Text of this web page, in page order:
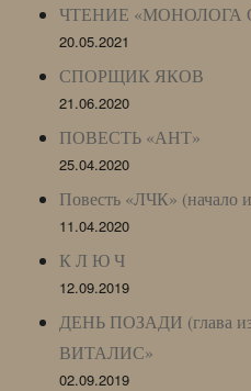
ЧТЕНИЕ «МОНОЛОГА
20.05.2021
СПОРЩИК ЯКОВ
21.06.2020
ПОВЕСТЬ «АНТ»
25.04.2020
Повесть «ЛЧК» (начало
11.04.2020
К Л Ю Ч
12.09.2019
ДЕНЬ ПОЗАДИ (глава
ВИТАЛИС»
02.09.2019